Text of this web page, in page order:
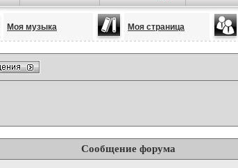
Моя музыка Моя страница
Сообщение форума